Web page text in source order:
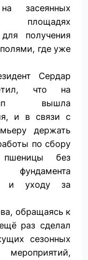
засеянных
площадях
получения
где уже
Сердар
что на
вышла
и в связи с
держать
по сбору
пшеницы без
и уходу за
обращаясь к
раз сделал
сезонных
мероприятий,